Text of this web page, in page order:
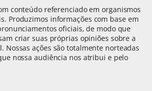
conteúdo referenciado em organismos
Produzimos informações com base em
oficiais, de modo que
criar suas próprias opiniões sobre a
Nossas ações são totalmente norteadas
nossa audiência nos atribui e pelo